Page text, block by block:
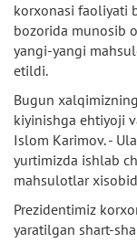
korxonasi faoliyati
bozorida munosib
yangi-yangi
etildi.
Bugun
kiyinishga ehtiyoji
Islom Karimov. -
yurtimizda ishlab
mahsulotlar
Prezidentimiz
yaratilgan shart-